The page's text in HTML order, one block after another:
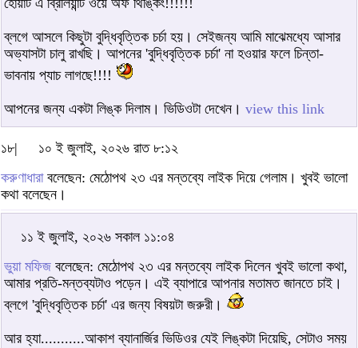
হোয়াট এ ব্রিলিয়ান্ট ওয়ে অফ থিঙ্কিং!!!!!!
ব্লগে আসলে কিছুটা বুদ্ধিবৃত্তিক চর্চা হয়। সেইজন্য আমি মাঝেমধ্যে আসার
অভ্যাসটা চালু রাখছি। আপনের 'বুদ্ধিবৃত্তিক চর্চা' না হওয়ার ফলে চিন্তা-
ভাবনায় প্যাচ লাগছে!!!!
আপনের জন্য একটা লিঙ্ক দিলাম। ভিডিওটা দেখেন। view this link
১৮|
১০ ই জুলাই, ২০২৬ রাত ৮:১২
করুণাধারাবলেছেন: মেঠোপথ ২৩ এর মন্তব্যে লাইক দিয়ে গেলাম। খুবই ভালো
কথা বলেছেন।
১১ ই জুলাই, ২০২৬ সকাল ১১:০৪
ভুয়া মফিজ বলেছেন: মেঠোপথ ২৩ এর মন্তব্যে লাইক দিলেন খুবই ভালো কথা,
আমার প্রতি-মন্তব্যটাও পড়েন। এই ব্যাপারে আপনার মতামত জানতে চাই।
ব্লগে 'বুদ্ধিবৃত্তিক চর্চা' এর জন্য বিষয়টা জরুরী।
আর হ্যা...........আকাশ ব্যানার্জির ভিডিওর যেই লিঙ্কটা দিয়েছি, সেটাও সময়